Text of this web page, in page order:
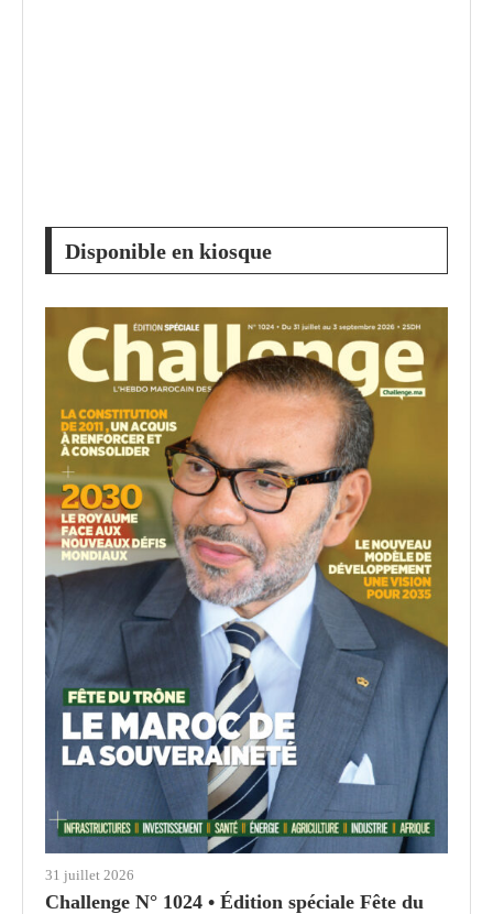
Disponible en kiosque
31 juillet 2026
Challenge N° 1024 • Édition spéciale Fête du